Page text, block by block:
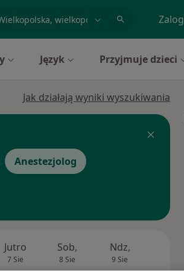
lub dzielnica
Język Przyjmuje dzieci
Jak działają wyniki wyszukiwania
Anestezjolog
Jutro
7 Sie
Sob,
8 Sie
Ndz,
9 Sie